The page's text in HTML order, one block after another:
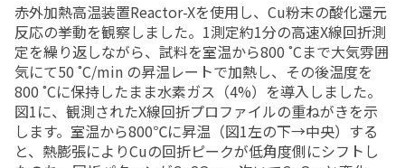
赤外加熱高温装置Reactor-Xを使用し、Cu粉末の酸化還元
反応の挙動を観察しました。1測定約1分の高速X線回折測
定を繰り返しながら、試料を室温から800 ˚Cまで大気雰囲
気にて50 ˚C/min の昇温レートで加熱し、その後温度を
800 ˚Cに保持したまま水素ガス（4%）を導入しました。
図1に、観測されたX線回折プロファイルの重ねがきを示
します。室温から800℃に昇温（図1左の下→中央）する
と、熱膨張によりCuの回折ピークが低角度側にシフトし